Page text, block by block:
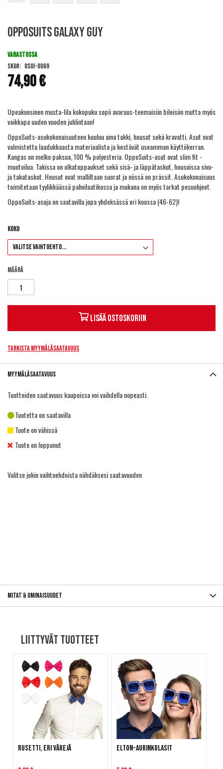
to
beginning
the
images
gallery
OppoSuits Galaxy Guy
74,90 €
VARASTOSSA
SKU
OSUI-0069
Upeakuosinen musta-lila kokopuku sopii avaruus-teemaisiin bileisiin mutta myös
vaikkapa uuden vuoden juhlintaan!
OppoSuits-asukokonaisuuteen kuuluu aina takki, housut sekä kravatti. Asut ovat
valmistettu laadukkaasta materiaalista ja kestävät useamman käyttökerran.
Kangas on melko paksua, 100 % polyesteria. OppoSuits-asut ovat slim fit -
muotoilua. Takissa on olkatoppaukset sekä sisä- ja läppätaskut, housuissa sivu-
ja takataskut. Housut ovat malliltaan suorat ja niissä on prässit. Asukokonaisuus
toimitetaan tyylikkäässä pahvilaatikossa ja mukana on myös tarkat pesuohjeet.
OppoSuits-asuja on saatavilla jopa yhdeksässä eri koossa (46-62)!
Koko
Määrä
Lisää ostoskoriin
Tarkista myymäläsaatavuus
Myymäläsaatavuus
Tuotteiden saatavuus kaupoissa voi vaihdella nopeasti.
Tuotetta on saatavilla
Tuote on vähissä
Tuote on loppunut
Valitse jokin vaihtoehdoista nähdäksesi saatavuuden
Mitat & ominaisuudet
Liittyvät tuotteet
Rusetti, eri värejä Elton-aurinkolasit